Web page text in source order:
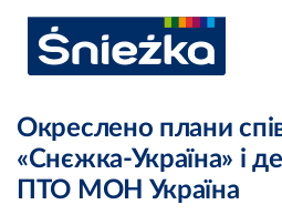
Окреслено плани
«Снєжка-Україна» і
ПТО МОН Україна